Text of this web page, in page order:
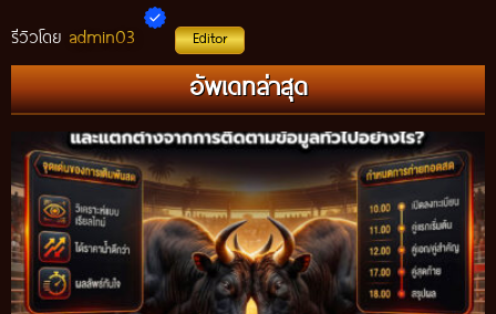
รีวิวโดย admin03 Editor
อัพเดทล่าสุด